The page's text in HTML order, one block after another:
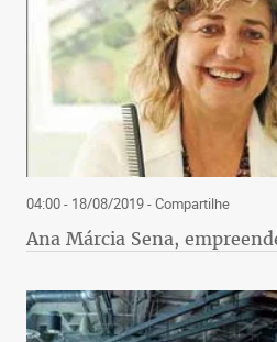
04:00 - 18/08/2019- Compartilhe
Ana Márcia Sena,